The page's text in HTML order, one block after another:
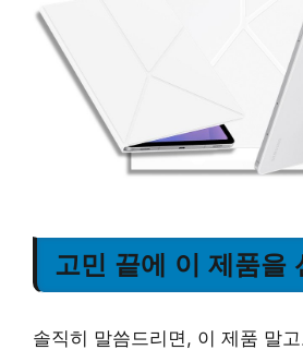
고민 끝에 이 제품을
솔직히 말씀드리면, 이 제품 말